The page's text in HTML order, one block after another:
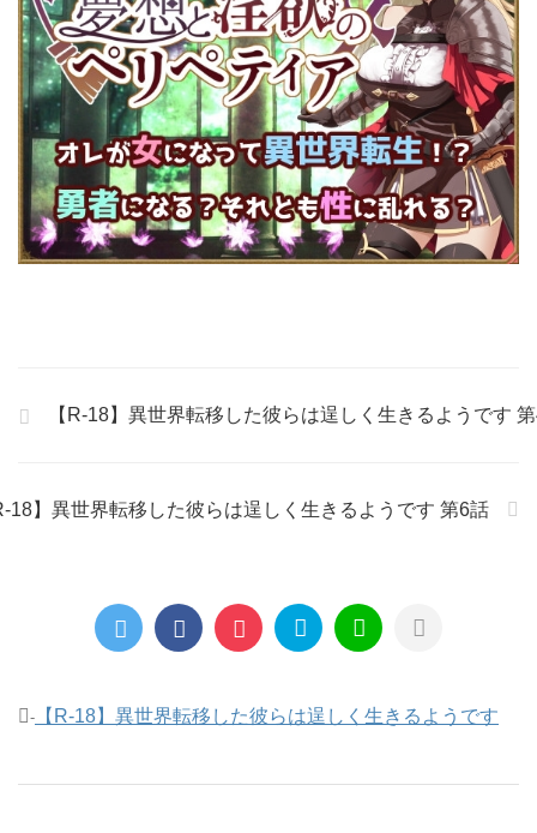
【R-18】異世界転移した彼らは逞しく生きるようです
18】異世界転移した彼らは逞しく生きるようです 第6話
- 【R-18】異世界転移した彼らは逞しく生きるようです